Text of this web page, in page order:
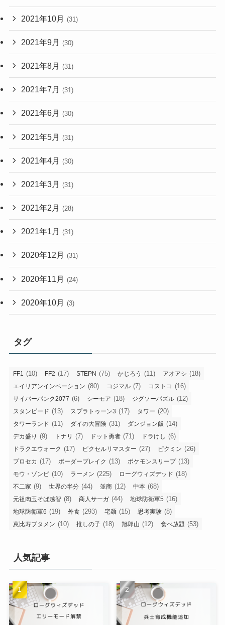
2021年10月 (31)
2021年9月 (30)
2021年8月 (31)
2021年7月 (31)
2021年6月 (30)
2021年5月 (31)
2021年4月 (30)
2021年3月 (31)
2021年2月 (28)
2021年1月 (31)
2020年12月 (31)
2020年11月 (24)
2020年10月 (3)
タグ
FF1 (10) FF2 (17) STEPN (75) かじろう (11) アオアシ (18)
エイリアンインベーション (80) コジマル (7) コストコ (16)
サイバーパンク2077 (6) シーモア (18) ジグソーパズル (12)
スタンピード (13) スプラトゥーン3 (17) タワー (20)
タワーランド (11) ダイの大冒険 (31) ダンジョン飯 (14)
デカ盛り (9) トナリ (7) ドット勇者 (71) ドラけし (6)
ドラクエウォーク (17) ピクセルリマスター (27) ピクミン (26)
プロセカ (17) ボーダーブレイク (13) ポケモンスリープ(13)
モウ・ゾンビ (10) ラーメン (225) ローグウィズデッド (18)
不二家 (9) 世界の半分 (44) 並商 (12) 中本 (68)
元祖肉玉そば越智 (8) 商人サーガ (44) 地球防衛軍5 (16)
地球防衛軍6 (19) 外食 (293) 宅麺 (15) 思考実験 (8)
恵比寿ブタメン (10) 推しの子 (18) 旭郎山 (12) 食べ放題 (53)
人気記事